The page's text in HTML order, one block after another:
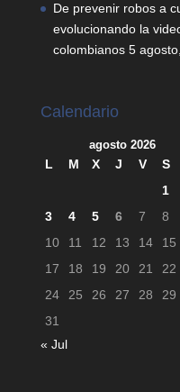
De prevenir robos a
evolucionando la
colombianos 5
Calendario
agosto 2026
L M X J V S
1
3
4 5 6 7 8
10
11 12 13 14 15
17
18 19 20 21 22
24
25 26 27 28 29
31
« Jul